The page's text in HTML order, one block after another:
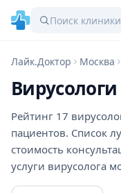
Лайк.Доктор Москва
Рейтинг 17
пациентов. Список
стоимость
услуги вирусолога